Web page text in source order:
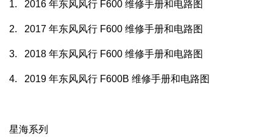
1.
2016 年东风风行 F600 维修手册和电路图
2. 2017 年东风风行 F600 维修手册和电路图
3. 2018 年东风风行 F600 维修手册和电路图
4. 2019 年东风风行 F600B 维修手册和电路图
星海系列